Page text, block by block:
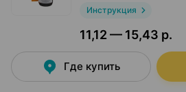
Инструкция
11,12 — 15,43 р.
Где купить